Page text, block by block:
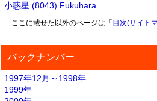
小惑星 (8043) Fukuhara
ここに載せた以外のページは「 目次(サイト
バックナンバー
1997年12月～1998年
1999年